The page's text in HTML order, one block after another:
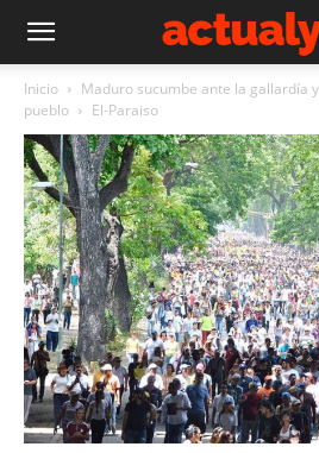
Inicio
Maduro sucumbe ante la gallardía
pueblo
El-Paraiso